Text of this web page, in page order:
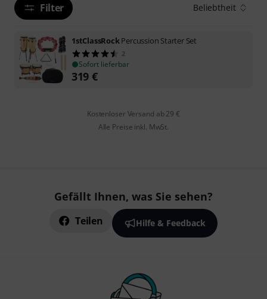
Filter Beliebtheit
1stClassRockPercussion Starter Set
2
Sofort lieferbar
319 €
Kostenloser Versand ab 29 €
Alle Preise inkl. MwSt.
Gefällt Ihnen, was Sie sehen?
Teilen Hilfe & Feedback